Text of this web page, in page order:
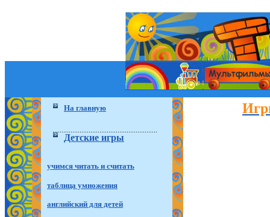
На главную
Детские игры
учимся читать и считать
таблица умножения
английский для детей